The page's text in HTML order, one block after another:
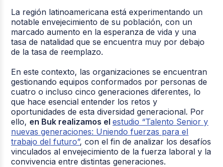
La región latinoamericana está experimentando un
notable envejecimiento de su población, con un
marcado aumento en la esperanza de vida y una
tasa de natalidad que se encuentra muy por debajo
de la tasa de reemplazo.
En este contexto, las organizaciones se encuentran
gestionando equipos conformados por personas de
cuatro o incluso cinco generaciones diferentes, lo
que hace esencial entender los retos y
oportunidades de esta diversidad generacional. Por
ello, en Buk realizamos elestudio “Talento Senior y
nuevas generaciones: Uniendo fuerzas para el
trabajo del futuro”, con el fin de analizar los desafíos
vinculados al envejecimiento de la fuerza laboral y la
convivencia entre distintas generaciones.